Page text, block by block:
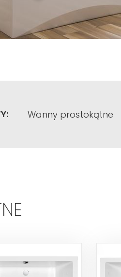
Wanny prostokątne